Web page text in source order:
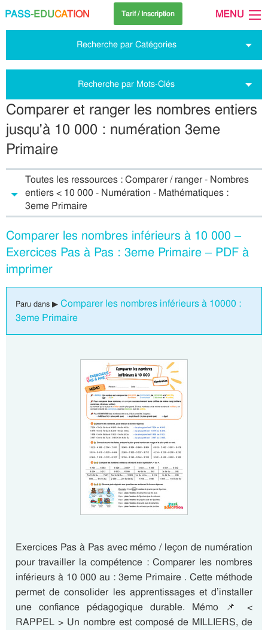
PASS-EDUCATION Tarif / Inscription MENU
Recherche par Catégories
Recherche par Mots-Clés
Comparer et ranger les nombres entiers
jusqu'à 10 000 : numération 3eme
Primaire
Toutes les ressources : Comparer / ranger - Nombres
entiers < 10 000 - Numération - Mathématiques :
3eme Primaire
Comparer les nombres inférieurs à 10 000 –
Exercices Pas à Pas : 3eme Primaire – PDF à
imprimer
Paru dans ▶ Comparer les nombres inférieurs à 10000 :
3eme Primaire
Exercices Pas à Pas avec mémo / leçon de numération
pour travailler la compétence : Comparer les nombres
inférieurs à 10 000 au : 3eme Primaire . Cette méthode
permet de consolider les apprentissages et d’installer
une confiance pédagogique durable. Mémo 📌 <
RAPPEL > Un nombre est composé de MILLIERS, de